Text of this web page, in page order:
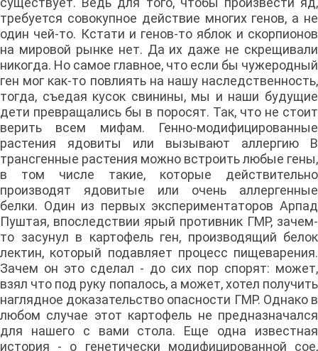
требуется совокупное действие многих генов, а не
один чей-то. Кстати и генов-то яблок и скорпионов
на мировой рынке нет. Да их даже не скрещивали
никогда. Но самое главное, что если бы чужеродный
ген мог как-то повлиять на нашу наследственность,
тогда, съедая кусок свинины, мы и наши будущие
дети превращались бы в поросят. Так, что не стоит
верить всем мифам. Генно-модифицированные
растения ядовиты или вызывают аллергию В
трансгенные растения можно встроить любые гены,
в том числе такие, которые действительно
производят ядовитые или очень аллергенные
белки. Один из первых экспериментаторов Арпад
Пуштая, впоследствии ярый противник ГМР, зачем-
то засунул в картофель ген, производящий белок
лектин, который подавляет процесс пищеварения.
Зачем он это сделал - до сих пор спорят: может,
взял что под руку попалось, а может, хотел получить
наглядное доказательство опасности ГМР. Однако в
любом случае этот картофель не предназначался
для нашего с вами стола. Еще одна известная
история - о генетически модифицированной сое,